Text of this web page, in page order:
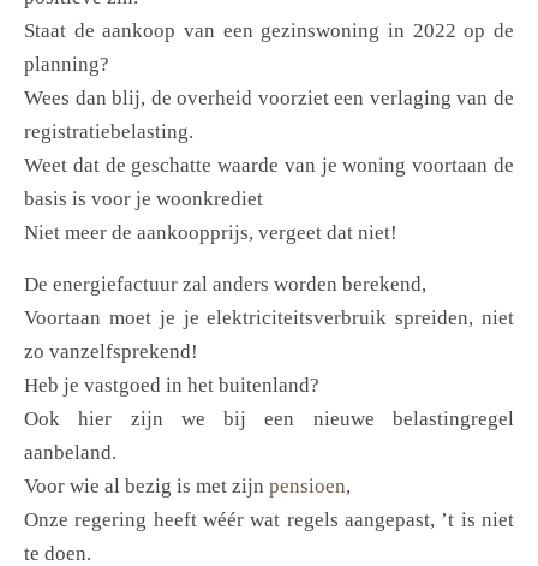
Staat de aankoop van een gezinswoning in 2022 op de
planning?
Wees dan blij, de overheid voorziet een verlaging van de
registratiebelasting.
Weet dat de geschatte waarde van je woning voortaan de
basis is voor je woonkrediet
Niet meer de aankoopprijs, vergeet dat niet!
De energiefactuur zal anders worden berekend,
Voortaan moet je je elektriciteitsverbruik spreiden, niet
zo vanzelfsprekend!
Heb je vastgoed in het buitenland?
Ook hier zijn we bij een nieuwe belastingregel
aanbeland.
Voor wie al bezig is met zijn pensioen,
Onze regering heeft wéér wat regels aangepast, ’t is niet
te doen.